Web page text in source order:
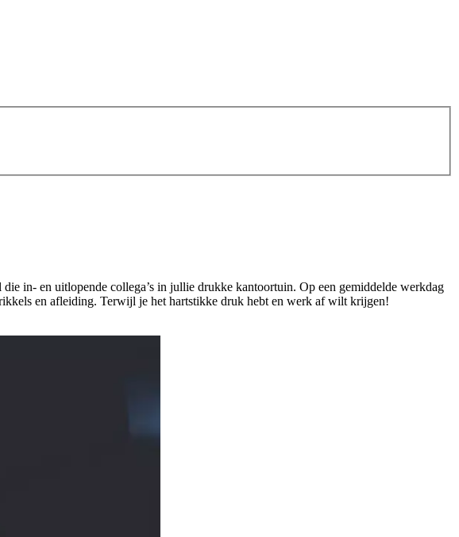
in- en uitlopende collega’s in jullie drukke kantoortuin. Op een gemiddelde werkdag
en afleiding. Terwijl je het hartstikke druk hebt en werk af wilt krijgen!